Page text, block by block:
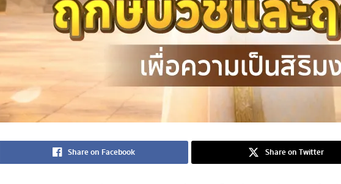
Share on Facebook Share on Twitter